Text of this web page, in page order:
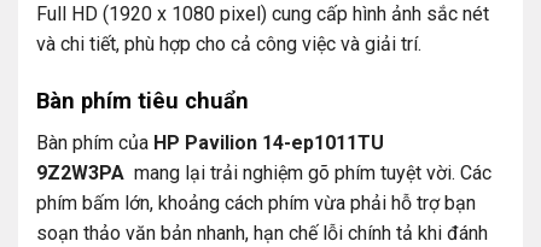
Full HD (1920 x 1080 pixel) cung cấp hình ảnh sắc nét
và chi tiết, phù hợp cho cả công việc và giải trí.
Bàn phím tiêu chuẩn
Bàn phím của HP Pavilion 14-ep1011TU
9Z2W3PA mang lại trải nghiệm gõ phím tuyệt vời. Các
phím bấm lớn, khoảng cách phím vừa phải hỗ trợ bạn
soạn thảo văn bản nhanh, hạn chế lỗi chính tả khi đánh